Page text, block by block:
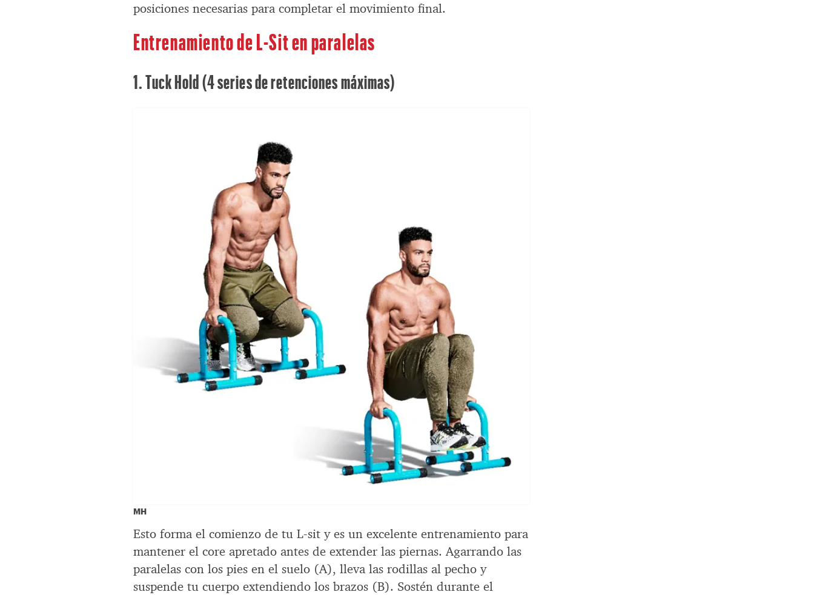
posiciones necesarias para completar el movimiento final.
Entrenamiento de L-Sit en paralelas
1. Tuck Hold (4 series de retenciones máximas)
MH
Esto forma el comienzo de tu L-sit y es un excelente entrenamiento para
mantener el core apretado antes de extender las piernas. Agarrando las
paralelas con los pies en el suelo (A), lleva las rodillas al pecho y
suspende tu cuerpo extendiendo los brazos (B). Sostén durante el